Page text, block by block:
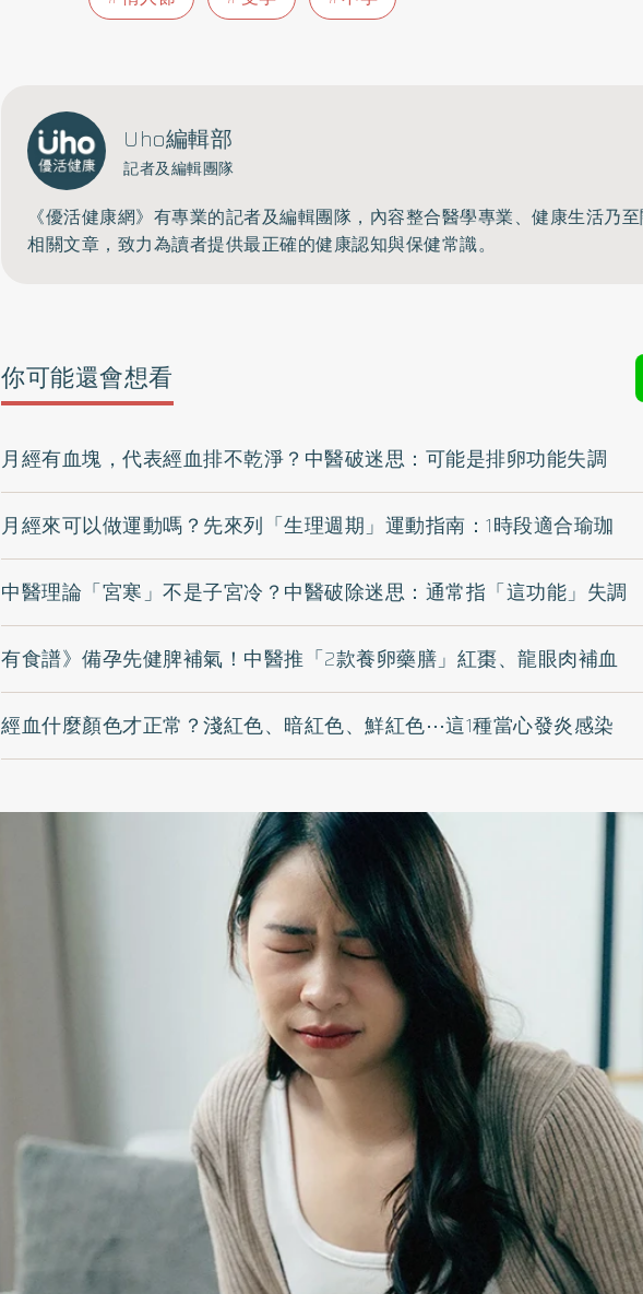
Uho編輯部
記者及編輯團隊
《優活健康網》有專業的記者及編輯團隊，內容整合醫學專業、健康生活乃
相關文章，致力為讀者提供最正確的健康認知與保健常識。
你可能還會想看
月經有血塊，代表經血排不乾淨？中醫破迷思：可能是排卵功能失調
月經來可以做運動嗎？先來列「生理週期」運動指南：1時段適合瑜珈
中醫理論「宮寒」不是子宮冷？中醫破除迷思：通常指「這功能」失調
有食譜》備孕先健脾補氣！中醫推「2款養卵藥膳」紅棗、龍眼肉補血
經血什麼顏色才正常？淺紅色、暗紅色、鮮紅色⋯這1種當心發炎感染